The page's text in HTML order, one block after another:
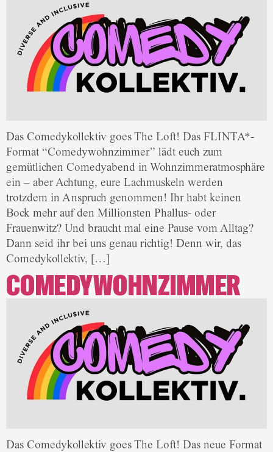
Das Comedykollektiv goes The Loft! Das FLINTA*-
Format “Comedywohnzimmer” lädt euch zum
gemütlichen Comedyabend in Wohnzimmeratmosphäre
ein – aber Achtung, eure Lachmuskeln werden
trotzdem in Anspruch genommen! Ihr habt keinen
Bock mehr auf den Millionsten Phallus- oder
Frauenwitz? Und braucht mal eine Pause vom Alltag?
Dann seid ihr bei uns genau richtig! Denn wir, das
Comedykollektiv, […]
COMEDYWOHNZIMMER
Das Comedykollektiv goes The Loft! Das neue Format